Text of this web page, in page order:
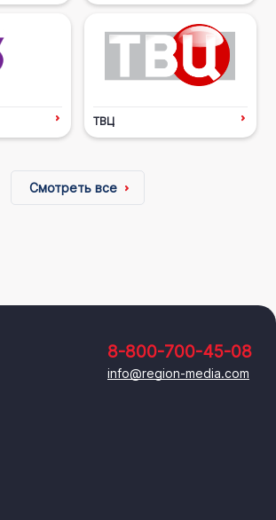
ТВЦ
Смотреть все
8-800-700-45-08
info@region-media.com